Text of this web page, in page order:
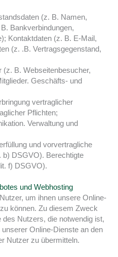
(z. B. Namen,
Bankverbindungen,
Kontaktdaten (z. B. E-Mail,
(z. .B. Vertragsgegenstand,
(z. B. Webseitenbesucher,
Geschäfts- und
vertraglicher
Pflichten;
Verwaltung und
und vorvertragliche
b) DSGVO). Berechtigte
f) DSGVO).
und Webhosting
um ihnen unsere Online-
können. Zu diesem Zweck
Nutzers, die notwendig ist,
Online-Dienste an den
Nutzer zu übermitteln.